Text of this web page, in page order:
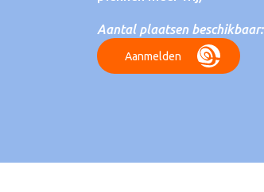
Aantal plaatsen beschikbaar:
Aanmelden